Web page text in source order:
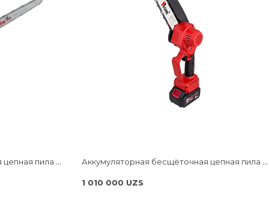
Аккумуляторная бесщёточная цепная пила NUMBER ONE ECS18/3.0-PRO-B ONE ENERGY Аккумуляторная бесщёточная цепная пила NUMBER ONE ECS20/3.0-PRO ONE ENERGY
1 010 000 UZS